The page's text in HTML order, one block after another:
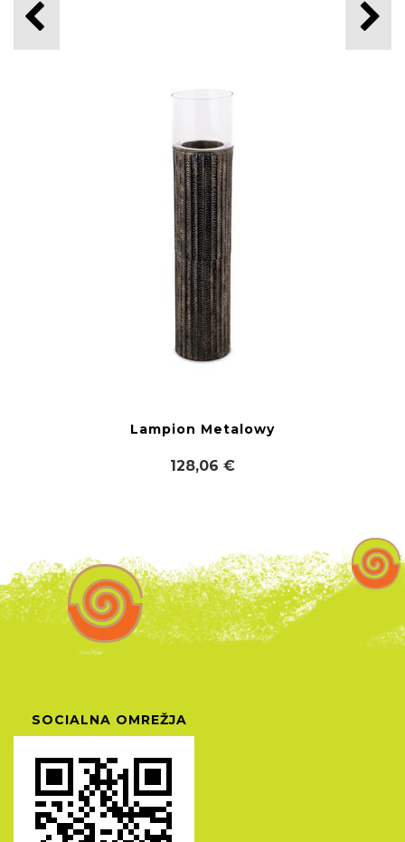
Lampion Metalowy
128,06 €
SOCIALNA OMREŽJA